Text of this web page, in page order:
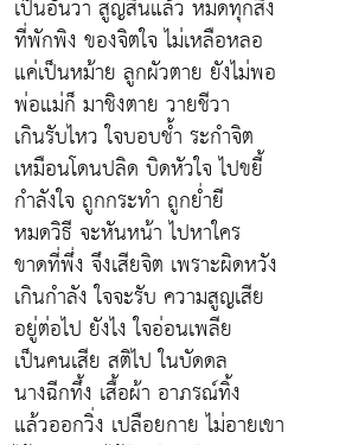
เป็นอันว่า สูญสิ้นแล้ว หมดทุกสิ่ง
ที่พักพิง ของจิตใจ ไม่เหลือหลอ
แค่เป็นหม้าย ลูกผัวตาย ยังไม่พอ
พ่อแม่ก็ มาชิงตาย วายชีวา
เกินรับไหว ใจบอบช้ำ ระกำจิต
เหมือนโดนปลิด บิดหัวใจ ไปขยี้
กำลังใจ ถูกกระทำ ถูกย่ำยี
หมดวิธี จะหันหน้า ไปหาใคร
ขาดที่พึ่ง จึงเสียจิต เพราะผิดหวัง
เกินกำลัง ใจจะรับ ความสูญเสีย
อยู่ต่อไป ยังไง ใจอ่อนเพลีย
เป็นคนเสีย สติไป ในบัดดล
นางฉีกทึ้ง เสื้อผ้า อาภรณ์ทิ้ง
แล้วออกวิ่ง เปลือยกาย ไม่อายเขา